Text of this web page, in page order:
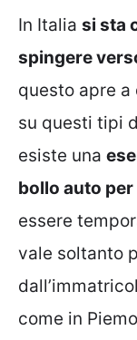
In Italia si sta
spingere
questo apre
su questi tipi
esiste una
bollo auto
essere
vale soltanto
come in